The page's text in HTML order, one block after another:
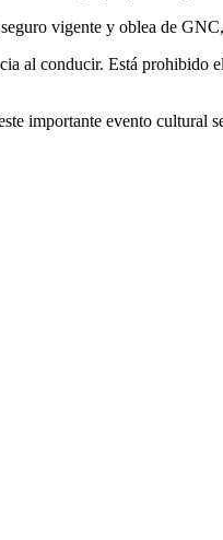
vigente y oblea de
al conducir. Está
importante evento cultural